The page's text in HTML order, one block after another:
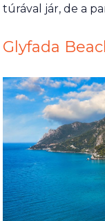
túrával jár, de a
Glyfada